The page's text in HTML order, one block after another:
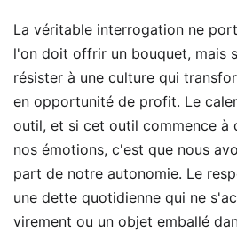
La véritable interrogation ne
l'on doit offrir un bouquet, mais
résister à une culture qui
en opportunité de profit. Le
outil, et si cet outil commence à
nos émotions, c'est que nous
part de notre autonomie. Le
une dette quotidienne qui ne
virement ou un objet emballé